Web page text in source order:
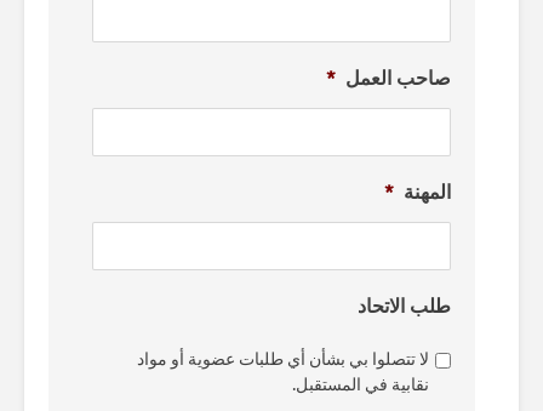
صاحب العمل *
المهنة *
طلب الاتحاد
لا تتصلوا بي بشأن أي طلبات عضوية أو مواد
نقابية في المستقبل.